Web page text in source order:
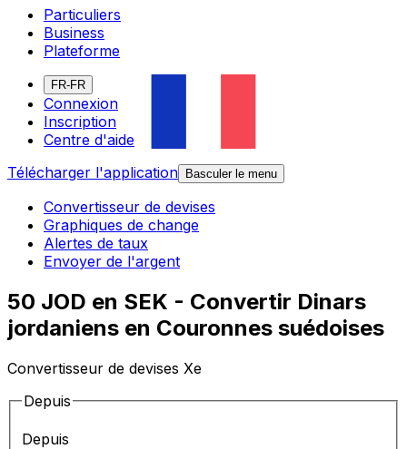
Particuliers
Business
Plateforme
FR-FR
Connexion
Inscription
Centre d'aide
Télécharger l'application
Basculer le menu
Convertisseur de devises
Graphiques de change
Alertes de taux
Envoyer de l'argent
50 JOD en SEK - Convertir Dinars
jordaniens en Couronnes suédoises
Convertisseur de devises Xe
Depuis
Depuis